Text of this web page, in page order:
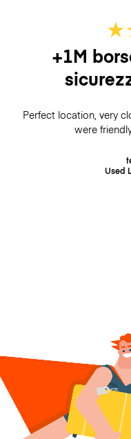
★
+1M
Perfect location, very
were
Used